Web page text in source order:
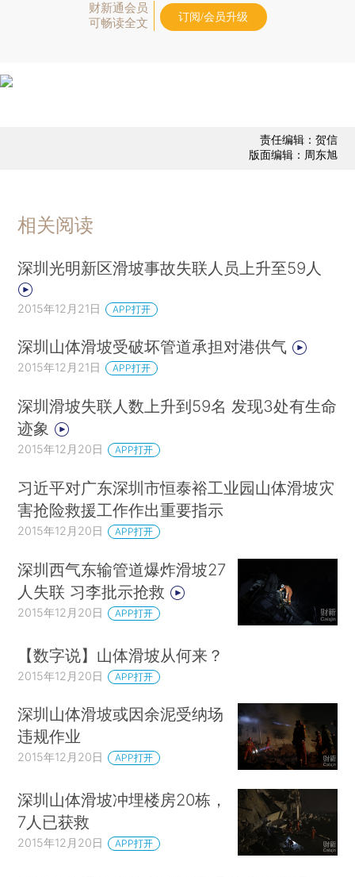
财新通会员
可畅读全文
订阅/会员升级
责任编辑：贺信
版面编辑：周东旭
相关阅读
深圳光明新区滑坡事故失联人员上升至59人
2015年12月21日 APP打开
深圳山体滑坡受破坏管道承担对港供气
2015年12月21日 APP打开
深圳滑坡失联人数上升到59名 发现3处有生命
迹象
2015年12月20日 APP打开
习近平对广东深圳市恒泰裕工业园山体滑坡灾
害抢险救援工作作出重要指示
2015年12月20日 APP打开
深圳西气东输管道爆炸滑坡27
人失联 习李批示抢救
2015年12月20日 APP打开
【数字说】山体滑坡从何来？
2015年12月20日 APP打开
深圳山体滑坡或因余泥受纳场
违规作业
2015年12月20日 APP打开
深圳山体滑坡冲埋楼房20栋，
7人已获救
2015年12月20日 APP打开